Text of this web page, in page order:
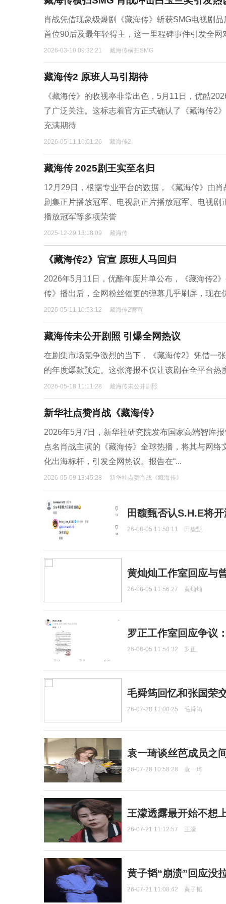
肖战凭借现象级爆剧《藏海传》斩获SMG电视剧
首位90后及最年轻得主，这一里程碑事件引发全网
2026-03-10 09:32:21 藏海传横扫SMG
藏海传2 原班人马引期待
《藏海传》的收视率非常出色，5月11日，优酷
了广泛关注。这标志着官方正式确认了《藏海传2
充满期待
2026-05-11 10:01:26 藏海传2
藏海传 2025剧王实至名归
12月29日，根据专业平台的数据，《藏海传》由
剧集正片播放冠军、电视剧正片播放冠军、电视
播放冠军等多项荣誉
2025-12-29 13:18:09 藏海传
《藏海传2》官宣 原班人马回归
2026年5月11日，优酷年度片单公布，《藏海传2
传》播出后，全网粉丝催更的弹幕几乎刷屏，现
2026-05-11 10:53:12 藏海传2官宣
藏海传未公开剧照 引爆全网热议
在剧集市场竞争激烈的当下，《藏海传2》凭借一
的年度爆款预定。这张海报不仅让该剧在全平台
2026-05-18 11:11:28 藏海传未公开剧照
新华社点赞肖战《藏海传》
2026年5月7日，新华社研究院发布国家高端智库
点名肖战主演的《藏海传》全球热播，将其与网络
化出海标杆，引发全网热议。报告在“...
2026-05-09 13:45:28 新华社点赞肖战《藏海传》
田馥甄否认S.H.E将
26-08-05 11:58:11 田馥甄
黄灿灿工作室回应与
26-08-05 11:56:27 黄灿灿
罗正工作室回应争议
26-08-05 11:54:32 罗正
毛舜筠回忆和张国荣
26-07-28 11:00:25 毛舜筠
袁一琦谈丝芭成员之
26-07-28 10:58:28 袁一琦
王濛透露最开始不想
26-07-21 11:12:57 王濛
黄子韬“崩溃”回应没
26-07-21 11:08:42 黄子韬